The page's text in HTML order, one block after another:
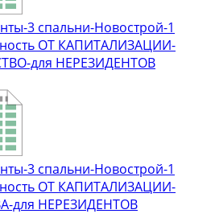
3 спальни-Новострой-1
ОТ КАПИТАЛИЗАЦИИ-
для НЕРЕЗИДЕНТОВ
3 спальни-Новострой-1
ОТ КАПИТАЛИЗАЦИИ-
для НЕРЕЗИДЕНТОВ